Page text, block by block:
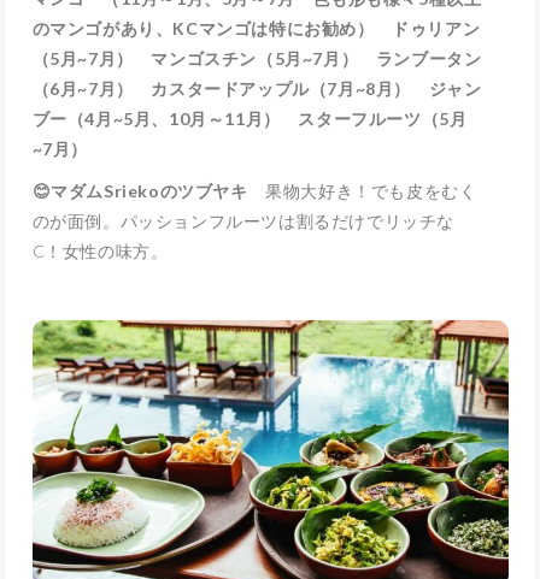
のマンゴがあり、KCマンゴは特にお勧め） ドゥリアン
（5月~7月） マンゴスチン（5月~7月） ランブータン
（6月~7月） カスタードアップル（7月~8月） ジャン
ブー（4月~5月、10月～11月） スターフルーツ（5月
~7月）
😊マダムSriekoのツブヤキ 果物大好き！でも皮をむく
のが面倒。パッションフルーツは割るだけでリッチな
C！女性の味方。